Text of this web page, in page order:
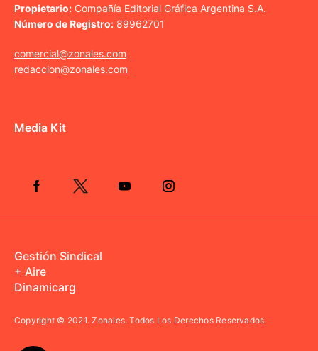
Propietario: Compañía Editorial Gráfica Argentina S.A.
Número de Registro: 89962701
comercial@zonales.com
redaccion@zonales.com
Media Kit
Gestión Sindical
+ Aire
Dinamicarg
Copyright © 2021.Zonales. Todos Los Derechos Reservados.